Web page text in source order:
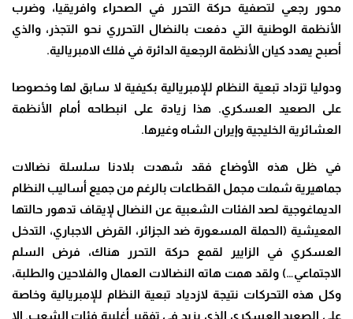
محور رجعي لتصفية حركة التحرر في الصحراء وافريقيا، وضرب
الأنظمة الوطنية التي دفعت بالنضال التحرري نحو التجذر، والذي
أصبح يهدد كيان الأنظمة الرجعية الدائرة في فلك الامبريالية.
ودوليا تزداد تبعية النظام للإمبريالية بكيفية لا سابق لها وخصوصا
على الصعيد العسكري. هذا زيادة على انبطاحه أمام الأنظمة
العشائرية الخليجية وإيران الشاه وغيرها.
في ظل هذه الأوضاع فقد شهدت بلادنا سلسلة نضالات
جماهيرية شملت مجمل القطاعات بالرغم من جميع أساليب النظام
الديماغوجية لصد الفئات الشعبية عن النضال لإيقاف تدهور حالتها
المعيشية (الحملة المسعورة ضد الجزائر، القرض الاجباري، التدخل
العسكري في الزايير لقمع حركة التحرر هناك، فرض السلم
الاجتماعي…) ولقد همت هاته النضالات العمال والفلاحين والطلبة،
وكل هذه التحركات نتيجة لازدياد تبعية النظام للإمبريالية وخاصة
على الصعيد العسكري الذي يزيد في تفقير أغلبية فئات الشعب. إلا